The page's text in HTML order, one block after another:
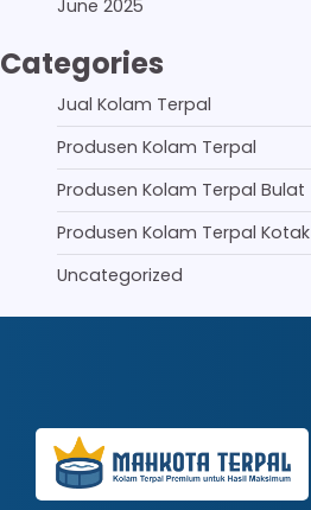
June 2025
Categories
Jual Kolam Terpal
Produsen Kolam Terpal
Produsen Kolam Terpal Bulat
Produsen Kolam Terpal Kotak
Uncategorized